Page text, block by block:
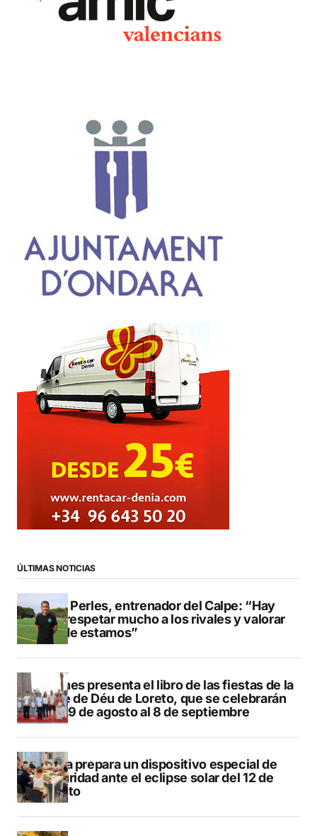
ÚLTIMAS NOTICIAS
Pere Perles, entrenador del Calpe: “Hay
que respetar mucho a los rivales y valorar
dónde estamos”
Duanes presenta el libro de las fiestas de la
Mare de Déu de Loreto, que se celebrarán
del 29 de agosto al 8 de septiembre
Xàbia prepara un dispositivo especial de
seguridad ante el eclipse solar del 12 de
agosto